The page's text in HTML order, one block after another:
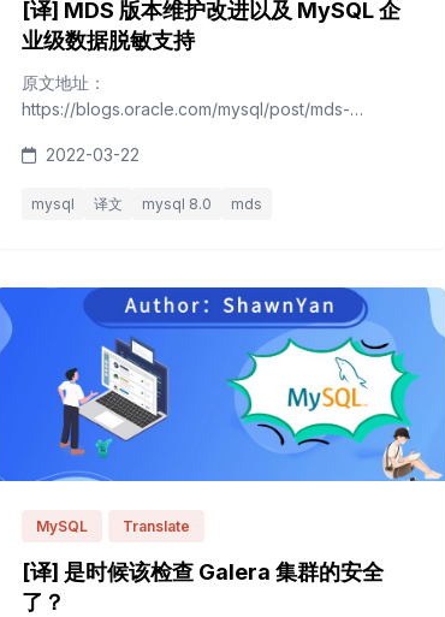
[译] MDS 版本维护改进以及 MySQL 企
业级数据脱敏支持
原文地址：
https://blogs.oracle.com/mysql/post/mds-
enterprise-data-masking-support 原文作者：
务持续提升。这里是MySQL工程师最近做的强化：
2022-03-22
mysql 译文 mysql 8.0 mds
MySQL Translate
[译] 是时候该检查 Galera 集群的安全
了？